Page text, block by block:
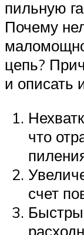
пильную
Почему
цепь?
и описать
что
счет